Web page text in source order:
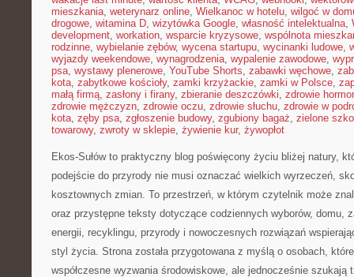
mieszkania, weterynarz online, Wielkanoc w hotelu, wilgoć w
drogowe, witamina D, wizytówka Google, własność intelektualna,
development, workation, wsparcie kryzysowe, wspólnota
rodzinne, wybielanie zębów, wycena startupu, wycinanki ludowe,
wyjazdy weekendowe, wynagrodzenia, wypalenie zawodowe,
psa, wystawy plenerowe, YouTube Shorts, zabawki węchowe,
kota, zabytkowe kościoły, zamki krzyżackie, zamki w Polsce,
małą firmą, zasłony i firany, zbieranie deszczówki, zdrowie
zdrowie mężczyzn, zdrowie oczu, zdrowie słuchu, zdrowie w
kota, zęby psa, zgłoszenie budowy, zgubiony bagaż, zielone
towarowy, zwroty w sklepie, żywienie kur, żywopłot
Ekos-Sułów to praktyczny blog poświęcony życiu bliżej natury,
podejście do przyrody nie musi oznaczać wielkich wyrzeczeń,
kosztownych zmian. To przestrzeń, w którym czytelnik może
oraz przystępne teksty dotyczące codziennych wyborów, domu,
energii, recyklingu, przyrody i nowoczesnych rozwiązań
styl życia. Strona została przygotowana z myślą o osobach,
współczesne wyzwania środowiskowe, ale jednocześnie szukają